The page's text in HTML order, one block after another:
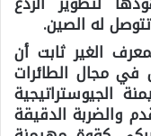
له الصين.
الغير ثابت أن
في مجال الطائرات
الجيوستراتيجية
والضربة الدقيقة